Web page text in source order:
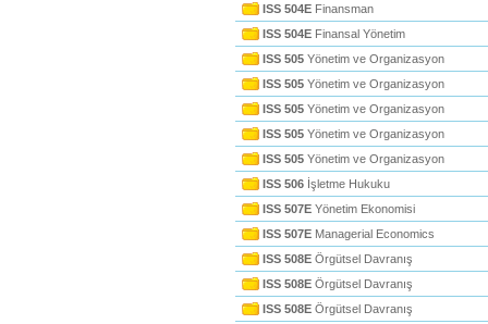
ISS 504E Finansman
ISS 504E Finansal Yönetim
ISS 505 Yönetim ve Organizasyon
ISS 505 Yönetim ve Organizasyon
ISS 505 Yönetim ve Organizasyon
ISS 505 Yönetim ve Organizasyon
ISS 505 Yönetim ve Organizasyon
ISS 506 İşletme Hukuku
ISS 507E Yönetim Ekonomisi
ISS 507E Managerial Economics
ISS 508E Örgütsel Davranış
ISS 508E Örgütsel Davranış
ISS 508E Örgütsel Davranış